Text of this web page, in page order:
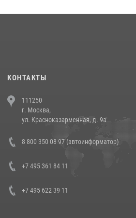
напавших на бригаду скорой помощи (видео)
14 июля 2026, 12:20
В Росгвардии прошла военно-научная
боевого опыта
КОНТАКТЫ
111250
г. Москва,
ул. Красноказарменная, д. 9а
8 800 350 08 97 (автоинформатор)
+7 495 361 84 11
+7 495 622 39 11